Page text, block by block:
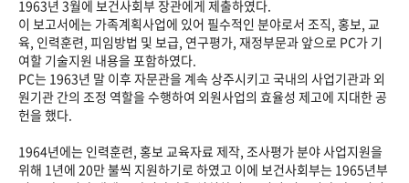
1963년 3월에 보건사회부 장관에게 제출하였다.
이 보고서에는 가족계획사업에 있어 필수적인 분야로서 조직, 홍보, 교
육, 인력훈련, 피임방법 및 보급, 연구평가, 재정부문과 앞으로 PC가 기
여할 기술지원 내용을 포함하였다.
PC는 1963년 말 이후 자문관을 계속 상주시키고 국내의 사업기관과 외
원기관 간의 조정 역할을 수행하여 외원사업의 효율성 제고에 지대한 공
헌을 했다.
1964년에는 인력훈련, 홍보 교육자료 제작, 조사평가 분야 사업지원을
위해 1년에 20만 불씩 지원하기로 하였고 이에 보건사회부는 1965년부